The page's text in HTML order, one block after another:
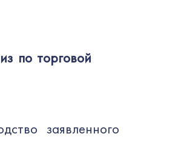
по торговой
заявленного